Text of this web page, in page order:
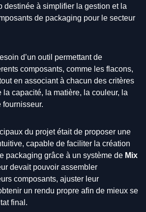
destinée à simplifier la gestion et la
de packaging pour le secteur
d’un outil permettant de
composants, comme les flacons,
en associant à chacun des critères
la capacité, la matière, la couleur, la
fournisseur.
du projet était de proposer une
capable de faciliter la création
packaging grâce à un système de Mix
devait pouvoir assembler
composants, ajuster leur
un rendu propre afin de mieux se
final.